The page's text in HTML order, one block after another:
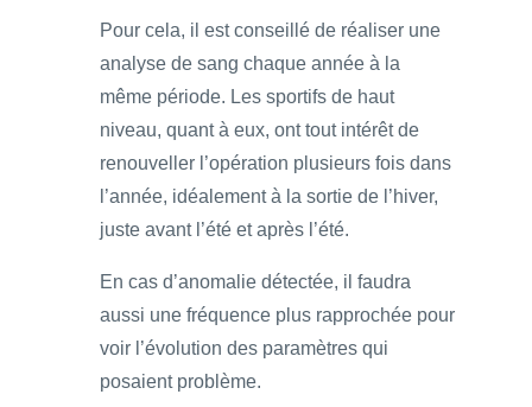
Pour cela, il est conseillé de réaliser une
analyse de sang chaque année à la
même période. Les sportifs de haut
niveau, quant à eux, ont tout intérêt de
renouveller l’opération plusieurs fois dans
l’année, idéalement à la sortie de l’hiver,
juste avant l’été et après l’été.
En cas d’anomalie détectée, il faudra
aussi une fréquence plus rapprochée pour
voir l’évolution des paramètres qui
posaient problème.